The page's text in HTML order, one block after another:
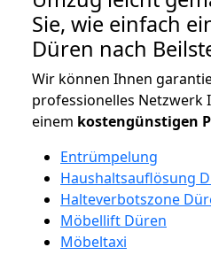
Sie, wie einfach
Düren nach
Wir können Ihnen
professionelles Netzwerk
einem kostengünstigen
Entrümpelung
Haushaltsauflösung
Halteverbotszone
Möbellift Düren
Möbeltaxi